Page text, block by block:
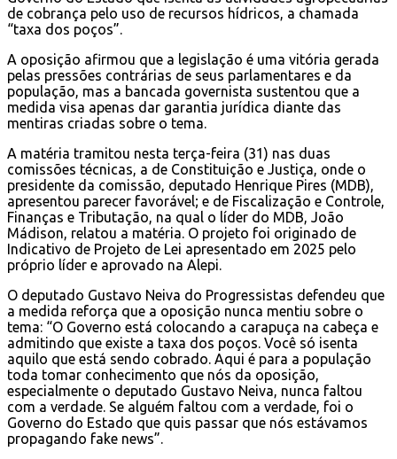
de cobrança pelo uso de recursos hídricos, a chamada
“taxa dos poços”.
A oposição afirmou que a legislação é uma vitória gerada
pelas pressões contrárias de seus parlamentares e da
população, mas a bancada governista sustentou que a
medida visa apenas dar garantia jurídica diante das
mentiras criadas sobre o tema.
A matéria tramitou nesta terça-feira (31) nas duas
comissões técnicas, a de Constituição e Justiça, onde o
presidente da comissão, deputado Henrique Pires (MDB),
apresentou parecer favorável; e de Fiscalização e Controle,
Finanças e Tributação, na qual o líder do MDB, João
Mádison, relatou a matéria. O projeto foi originado de
Indicativo de Projeto de Lei apresentado em 2025 pelo
próprio líder e aprovado na Alepi.
O deputado Gustavo Neiva do Progressistas defendeu que
a medida reforça que a oposição nunca mentiu sobre o
tema: “O Governo está colocando a carapuça na cabeça e
admitindo que existe a taxa dos poços. Você só isenta
aquilo que está sendo cobrado. Aqui é para a população
toda tomar conhecimento que nós da oposição,
especialmente o deputado Gustavo Neiva, nunca faltou
com a verdade. Se alguém faltou com a verdade, foi o
Governo do Estado que quis passar que nós estávamos
propagando fake news”.